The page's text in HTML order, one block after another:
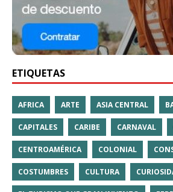
ETIQUETAS
AFRICA ARTE ASIA CENTRAL
CAPITALES CARIBE CARNAVAL
CENTROAMÉRICA COLONIAL
COSTUMBRES CULTURA